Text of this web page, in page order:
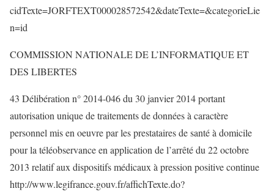
cidTexte=JORFTEXT000028572542&dateTexte=&categorieLie
n=id
COMMISSION NATIONALE DE L’INFORMATIQUE ET
DES LIBERTES
43 Délibération n° 2014-046 du 30 janvier 2014 portant
autorisation unique de traitements de données à caractère
personnel mis en oeuvre par les prestataires de santé à domicile
pour la téléobservance en application de l’arrêté du 22 octobre
2013 relatif aux dispositifs médicaux à pression positive continue
http://www.legifrance.gouv.fr/affichTexte.do?